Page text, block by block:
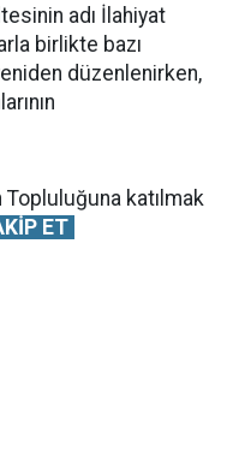
adı İlahiyat
birlikte bazı
düzenlenirken,
Topluluğuna katılmak
ET